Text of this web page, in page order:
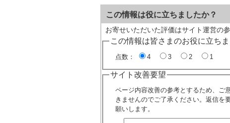
この情報は役に立ちましたか？
お寄せいただいた評価はサイト運営の
この情報は皆さまのお役に立ち
点数： 4 3 2 1
サイト改善要望
ページ内容改善の参考とするため、ご
きませんのでご了承ください。返信を
願いします。